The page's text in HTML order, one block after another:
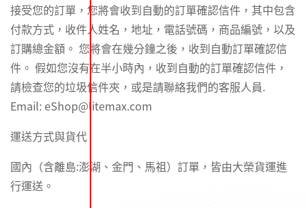
接受您的訂單，您將會收到自動的訂單確認信件，其中包含
付款方式，收件人姓名，地址，電話號碼，商品編號，以及
訂購總金額。 您將會在幾分鐘之後，收到自動訂單確認信
件。 假如您沒有在半小時內，收到自動的訂單確認信件，
請檢查您的垃圾信件夾，或是請聯絡我們的客服人員.
Email: eShop@litemax.com
運送方式與貨代
國內（含離島:澎湖、金門、馬祖）訂單，皆由大榮貨運進
行運送。